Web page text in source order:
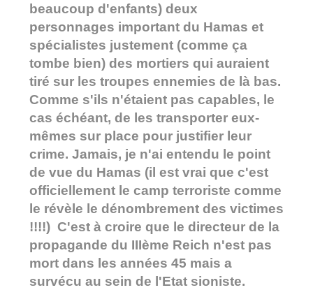
beaucoup d'enfants) deux
personnages important du Hamas et
spécialistes justement (comme ça
tombe bien) des mortiers qui auraient
tiré sur les troupes ennemies de là bas.
Comme s'ils n'étaient pas capables, le
cas échéant, de les transporter eux-
mêmes sur place pour justifier leur
crime. Jamais, je n'ai entendu le point
de vue du Hamas (il est vrai que c'est
officiellement le camp terroriste comme
le révèle le dénombrement des victimes
!!!!) C'est à croire que le directeur de la
propagande du IIIème Reich n'est pas
mort dans les années 45 mais a
survécu au sein de l'Etat sioniste.